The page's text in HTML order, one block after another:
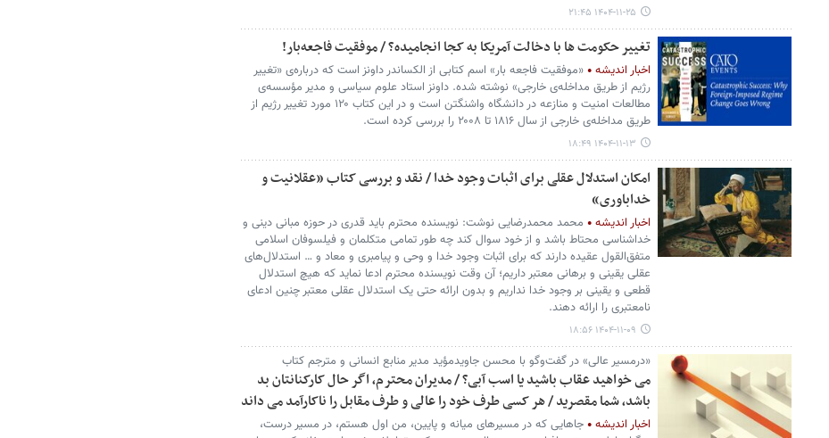
۱۴۰۴-۱۱-۲۵ ۲۱:۴۵
تغییر حکومت ها با دخالت آمریکا به کجا انجامیده؟ / موفقیت فاجعه‌بار!
اخبار اندیشه
«موفقیت فاجعه بار» اسم کتابی از الکساندر داونز است که درباره‌ی «تغییر
رژیم از طریق مداخله‌ی خارجی» نوشته شده. داونز استاد علوم سیاسی و مدیر مؤسسه‌ی
مطالعات امنیت و منازعه در دانشگاه واشنگتن است و در این کتاب ۱۲۰ مورد تغییر رژیم از
طریق مداخله‌ی خارجی از سال ۱۸۱۶ تا ۲۰۰۸ را بررسی کرده است.
۱۴۰۴-۱۱-۱۳ ۱۸:۴۹
امکان استدلال عقلی برای اثبات وجود خدا / نقد و بررسی کتاب «عقلانیت و
خداباوری»
اخبار اندیشه
محمد محمدرضایی نوشت:‌ نویسنده محترم باید قدری در حوزه مبانی دینی و
خداشناسی محتاط باشد و از خود سوال کند چه طور تمامی متکلمان و فیلسوفان اسلامی
متفق‌القول عقیده دارند که برای اثبات وجود خدا و وحی و پیامبری و معاد و … استدلال‌های
عقلی یقینی و برهانی معتبر داریم؛ آن وقت نویسنده محترم ادعا نماید که هیچ استدلال
قطعی و یقینی بر وجود خدا نداریم و بدون ارائه حتی یک استدلال عقلی معتبر چنین ادعای
نامعتبری را ارائه دهند.
۱۴۰۴-۱۱-۰۹ ۱۸:۵۶
«درمسیر عالی» در گفت‌وگو با محسن جاویدمؤید مدیر منابع انسانی و مترجم کتاب
می خواهید عقاب باشید یا اسب آبی؟ / مدیران محترم، اگر حال کارکنانتان بد
باشد، شما مقصرید / هر کسی طرف خود را عالی و طرف مقابل را ناکارآمد می داند
اخبار اندیشه
جاهایی که در مسیرهای میانه و پایین، من اول هستم، در مسیر درست،